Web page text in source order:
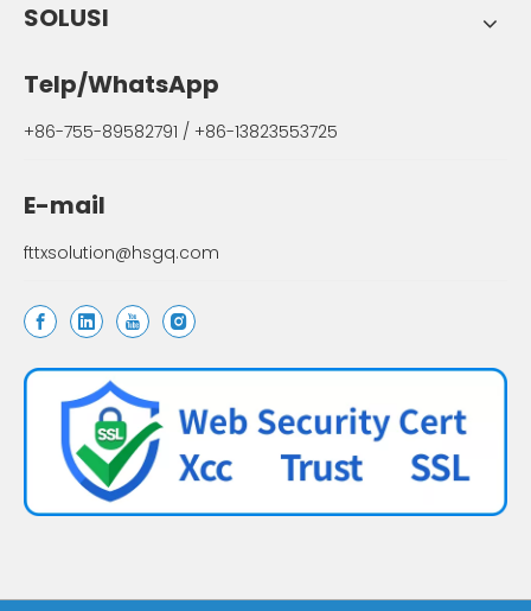
SOLUSI
Telp/WhatsApp
+86-755-89582791 / +86-13823553725
E-mail
fttxsolution@hsgq.com